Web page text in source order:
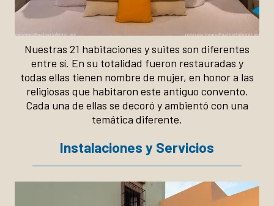
Nuestras 21 habitaciones y suites son diferentes
entre sí. En su totalidad fueron restauradas y
todas ellas tienen nombre de mujer, en honor a las
religiosas que habitaron este antiguo convento.
Cada una de ellas se decoró y ambientó con una
temática diferente.
Instalaciones y Servicios